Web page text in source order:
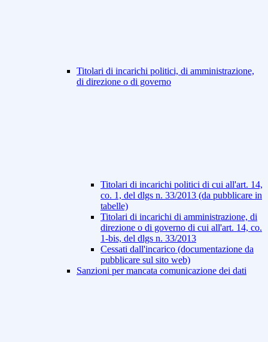
Titolari di incarichi politici, di amministrazione,
di direzione o di governo
Titolari di incarichi politici di cui all'art. 14,
co. 1, del dlgs n. 33/2013 (da pubblicare in
tabelle)
Titolari di incarichi di amministrazione, di
direzione o di governo di cui all'art. 14, co.
1-bis, del dlgs n. 33/2013
Cessati dall'incarico (documentazione da
pubblicare sul sito web)
Sanzioni per mancata comunicazione dei dati